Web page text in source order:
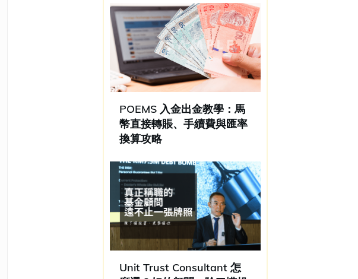
POEMS 入金出金教學：馬
幣直接轉賬、手續費與匯率
換算攻略
Unit Trust Consultant 怎